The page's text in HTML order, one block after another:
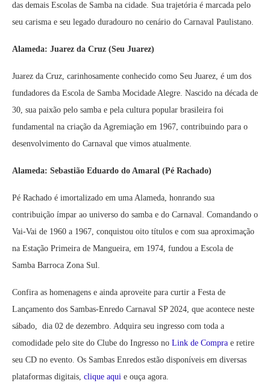
das demais Escolas de Samba na cidade. Sua trajetória é marcada pelo
seu carisma e seu legado duradouro no cenário do Carnaval Paulistano.
Alameda: Juarez da Cruz (Seu Juarez)
Juarez da Cruz, carinhosamente conhecido como Seu Juarez, é um dos
fundadores da Escola de Samba Mocidade Alegre. Nascido na década de
30, sua paixão pelo samba e pela cultura popular brasileira foi
fundamental na criação da Agremiação em 1967, contribuindo para o
desenvolvimento do Carnaval que vimos atualmente.
Alameda: Sebastião Eduardo do Amaral (Pé Rachado)
Pé Rachado é imortalizado em uma Alameda, honrando sua
contribuição ímpar ao universo do samba e do Carnaval. Comandando o
Vai-Vai de 1960 a 1967, conquistou oito títulos e com sua aproximação
na Estação Primeira de Mangueira, em 1974, fundou a Escola de
Samba Barroca Zona Sul.
Confira as homenagens e ainda aproveite para curtir a Festa de
Lançamento dos Sambas-Enredo Carnaval SP 2024, que acontece neste
sábado, dia 02 de dezembro. Adquira seu ingresso com toda a
comodidade pelo site do Clube do Ingresso no Link de Compra e retire
seu CD no evento. Os Sambas Enredos estão disponíveis em diversas
plataformas digitais, clique aqui e ouça agora.